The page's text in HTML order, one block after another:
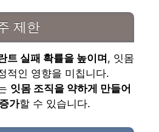
제한
트 실패 확률을 높이며, 잇몸
적인 영향을 미칩니다.
잇몸 조직을 약하게 만들어
가할 수 있습니다.